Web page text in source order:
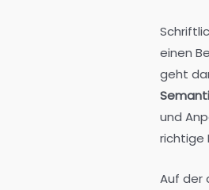
einen
geht
und
richtige
Auf der